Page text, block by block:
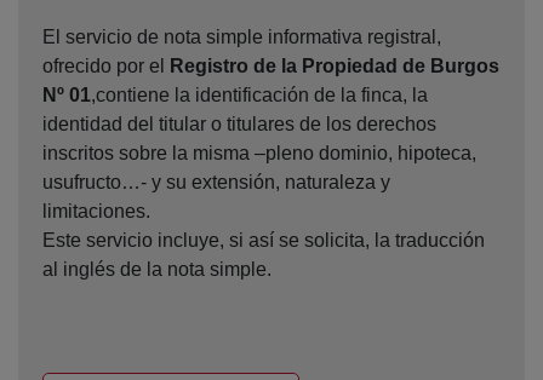
El servicio de nota simple informativa registral,
ofrecido por el
Registro de la Propiedad de Burgos
Nº 01,contiene la identificación de la finca, la
identidad del titular o titulares de los derechos
inscritos sobre la misma –pleno dominio, hipoteca,
usufructo…- y su extensión, naturaleza y
limitaciones.
Este servicio incluye, si así se solicita, la traducción
al inglés de la nota simple.